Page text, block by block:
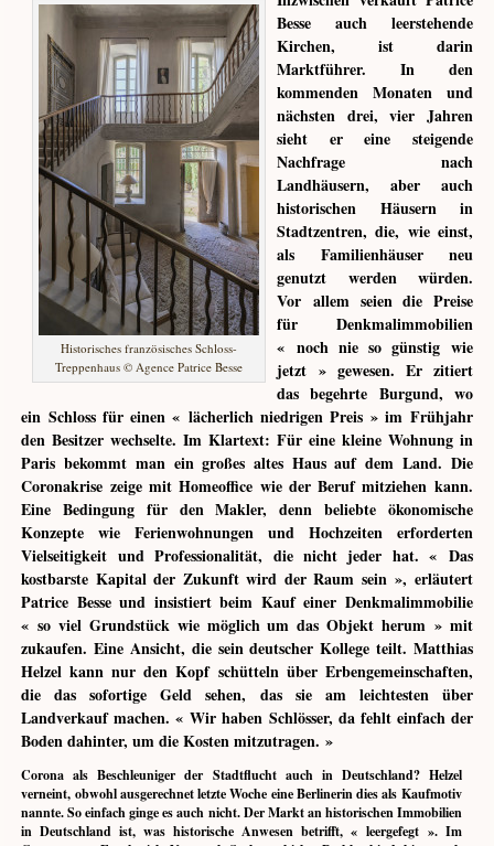
Historisches französisches Schloss-
Treppenhaus © Agence Patrice Besse
Besse auch leerstehende
Kirchen, ist darin
Marktführer. In den
kommenden Monaten und
nächsten drei, vier Jahren
sieht er eine steigende
Nachfrage nach
Landhäusern, aber auch
historischen Häusern in
Stadtzentren, die, wie einst,
als Familienhäuser neu
genutzt werden würden.
Vor allem seien die Preise
für Denkmalimmobilien
« noch nie so günstig wie
jetzt » gewesen. Er zitiert
das begehrte Burgund, wo
ein Schloss für einen « lächerlich niedrigen Preis » im Frühjahr
den Besitzer wechselte. Im Klartext: Für eine kleine Wohnung in
Paris bekommt man ein großes altes Haus auf dem Land. Die
Coronakrise zeige mit Homeoffice wie der Beruf mitziehen kann.
Eine Bedingung für den Makler, denn beliebte ökonomische
Konzepte wie Ferienwohnungen und Hochzeiten erforderten
Vielseitigkeit und Professionalität, die nicht jeder hat. « Das
kostbarste Kapital der Zukunft wird der Raum sein », erläutert
Patrice Besse und insistiert beim Kauf einer Denkmalimmobilie
« so viel Grundstück wie möglich um das Objekt herum » mit
zukaufen. Eine Ansicht, die sein deutscher Kollege teilt. Matthias
Helzel kann nur den Kopf schütteln über Erbengemeinschaften,
die das sofortige Geld sehen, das sie am leichtesten über
Landverkauf machen. « Wir haben Schlösser, da fehlt einfach der
Boden dahinter, um die Kosten mitzutragen. »
Corona als Beschleuniger der Stadtflucht auch in Deutschland? Helzel
verneint, obwohl ausgerechnet letzte Woche eine Berlinerin dies als Kaufmotiv
nannte. So einfach ginge es auch nicht. Der Markt an historischen Immobilien
in Deutschland ist, was historische Anwesen betrifft, « leergefegt ». Im